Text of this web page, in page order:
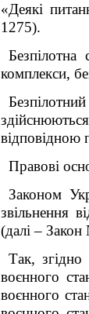
«Деякі
1275).
Безпілотна
комплекси,
Правові
Законом
звільнення
(далі –
Так,
воєнного
воєнного